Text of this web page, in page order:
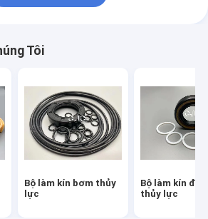
xúc
chỉnh theo dõi
Tôi
Bộ làm kín bơm thủy
lực
Bộ làm kín
thủy lực